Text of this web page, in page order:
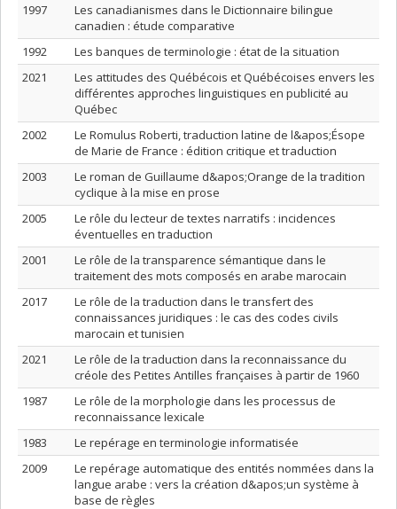
1997
Les canadianismes dans le Dictionnaire bilingue
canadien : étude comparative
1992
Les banques de terminologie : état de la situation
2021
Les attitudes des Québécois et Québécoises envers les
différentes approches linguistiques en publicité au
Québec
2002
Le Romulus Roberti, traduction latine de l&apos;Ésope
de Marie de France : édition critique et traduction
2003
Le roman de Guillaume d&apos;Orange de la tradition
cyclique à la mise en prose
2005
Le rôle du lecteur de textes narratifs : incidences
éventuelles en traduction
2001
Le rôle de la transparence sémantique dans le
traitement des mots composés en arabe marocain
2017
Le rôle de la traduction dans le transfert des
connaissances juridiques : le cas des codes civils
marocain et tunisien
2021
Le rôle de la traduction dans la reconnaissance du
créole des Petites Antilles françaises à partir de 1960
1987
Le rôle de la morphologie dans les processus de
reconnaissance lexicale
1983
Le repérage en terminologie informatisée
2009
Le repérage automatique des entités nommées dans la
langue arabe : vers la création d&apos;un système à
base de règles